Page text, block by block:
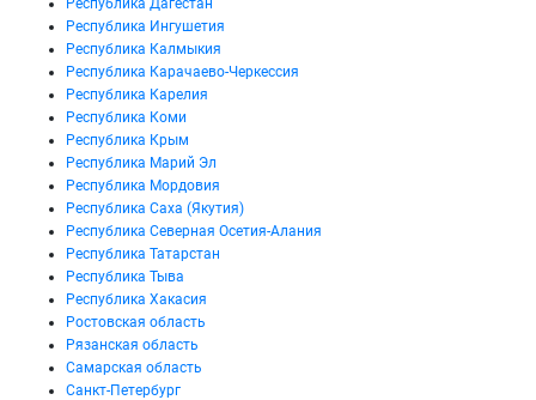
Республика Дагестан
Республика Ингушетия
Республика Калмыкия
Республика Карачаево-Черкессия
Республика Карелия
Республика Коми
Республика Крым
Республика Марий Эл
Республика Мордовия
Республика Саха (Якутия)
Республика Северная Осетия-Алания
Республика Татарстан
Республика Тыва
Республика Хакасия
Ростовская область
Рязанская область
Самарская область
Санкт-Петербург